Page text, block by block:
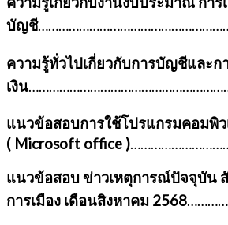
บัญชี
ความรู้ทั่วไปเกี่ยวกับการบัญชีและก
เงิน
แนวข้อสอบการใช้โปรแกรมคอมพิ
( Microsoft office )
แนวข้อสอบ ข่าวเหตุการณ์ปัจจุบัน
การเมือง เดือนสิงหาคม 2568